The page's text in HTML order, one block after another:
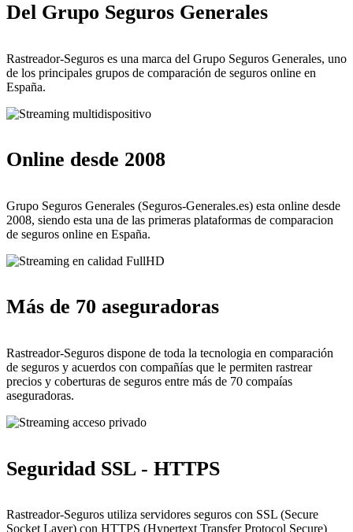
Del Grupo Seguros Generales
Rastreador-Seguros es una marca del Grupo Seguros Generales, uno
de los principales grupos de comparación de seguros online en
España.
Online desde 2008
Grupo Seguros Generales (Seguros-Generales.es) esta online desde
2008, siendo esta una de las primeras plataformas de comparacion
de seguros online en España.
Más de 70 aseguradoras
Rastreador-Seguros dispone de toda la tecnologia en comparación
de seguros y acuerdos con compañías que le permiten rastrear
precios y coberturas de seguros entre más de 70 compaías
aseguradoras.
Seguridad SSL - HTTPS
Rastreador-Seguros utiliza servidores seguros con SSL (Secure
Socket Layer) con HTTPS (Hypertext Transfer Protocol Secure)